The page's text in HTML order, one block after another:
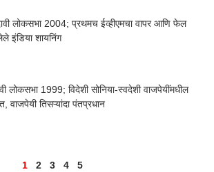
लोकसभा 2004; प्रथमच ईव्हीएमचा वापर आणि फेल
इंडिया शायनिंग
लोकसभा 1999; विदेशी सोनिया-स्वदेशी वाजपेयींमधील
वाजपेयी तिसऱ्यांदा पंतप्रधान
1 2 3 4 5